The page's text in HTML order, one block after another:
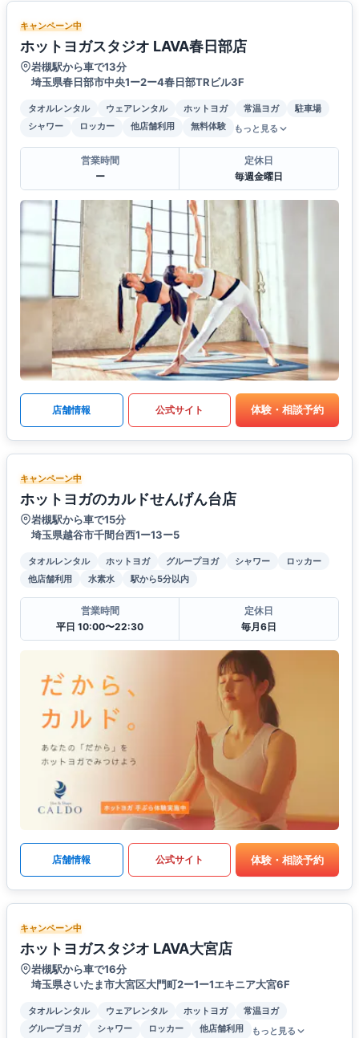
キャンペーン中
ホットヨガスタジオ LAVA春日部店
岩槻駅から車で13分
埼玉県春日部市中央1ー2ー4春日部TRビル3F
タオルレンタル ウェアレンタル ホットヨガ 常温ヨガ
駐車場
シャワー
ロッカー 他店舗利用 無料体験 もっと見る
営業時間
ー
定休日
毎週金曜日
店舗情報 公式サイト 体験・相談予約
キャンペーン中
ホットヨガのカルドせんげん台店
岩槻駅から車で15分
埼玉県越谷市千間台西1ー13ー5
タオルレンタル ホットヨガ グループヨガ シャワー
ロッカー
他店舗利用
水素水 駅から5分以内
営業時間
平日 10:00〜22:30
定休日
毎月6日
店舗情報 公式サイト 体験・相談予約
キャンペーン中
ホットヨガスタジオ LAVA大宮店
岩槻駅から車で16分
埼玉県さいたま市大宮区大門町2ー1ー1エキニア大宮6F
タオルレンタル ウェアレンタル ホットヨガ
常温ヨガ
グループヨガ
シャワー ロッカー 他店舗利用 もっと見る